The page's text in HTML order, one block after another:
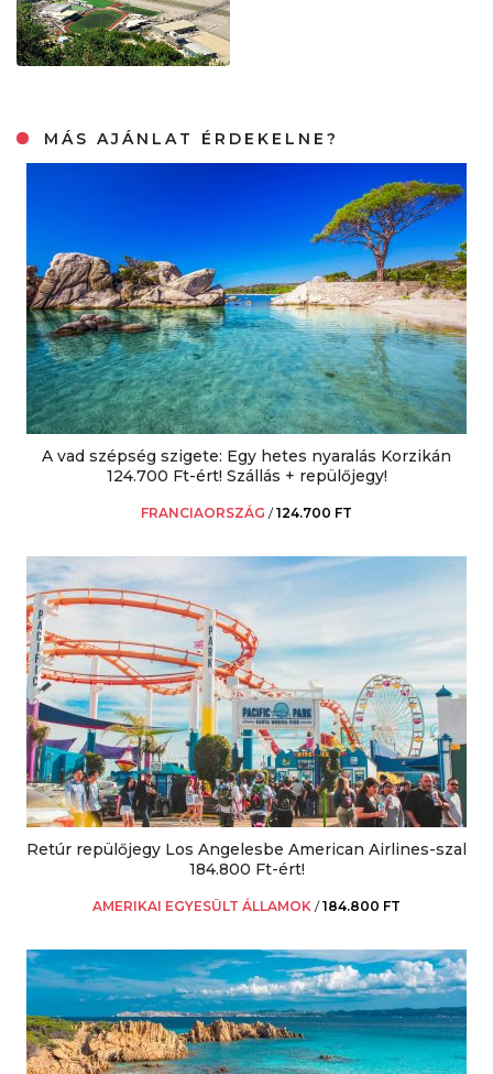
MÁS AJÁNLAT ÉRDEKELNE?
A vad szépség szigete: Egy hetes nyaralás Korzikán
124.700 Ft-ért! Szállás + repülőjegy!
FRANCIAORSZÁG /124.700 FT
Retúr repülőjegy Los Angelesbe American Airlines-szal
184.800 Ft-ért!
AMERIKAI EGYESÜLT ÁLLAMOK /184.800 FT